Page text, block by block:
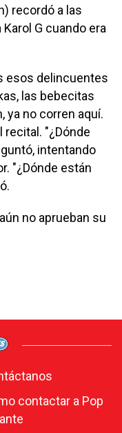
recordó a las
G cuando era
esos delincuentes
las bebecitas
ya no corren aquí.
recital. "¿Dónde
intentando
"¿Dónde están
no aprueban su
contactar a Pop